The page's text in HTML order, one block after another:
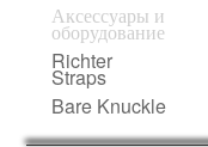
Аксессуары и
оборудование
Richter
Straps
Bare Knuckle